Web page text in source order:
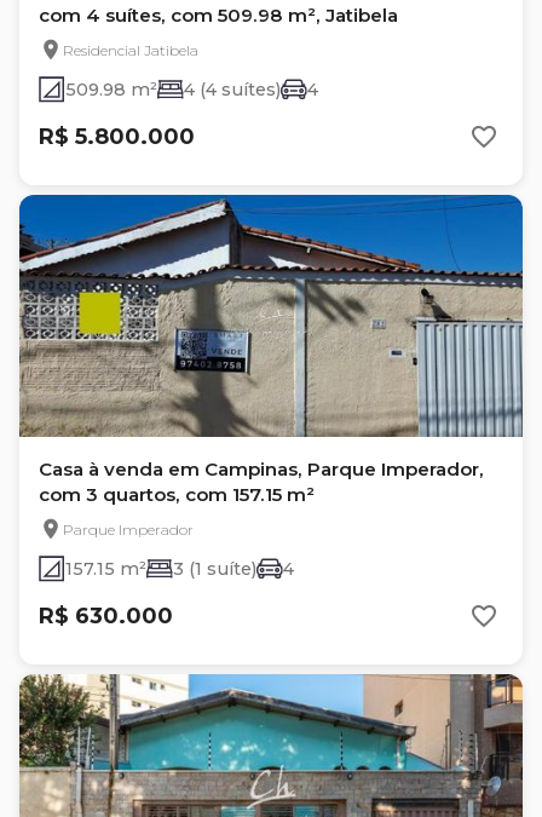
com 4 suítes, com 509.98 m², Jatibela
Residencial Jatibela
509.98 m² 4 (4 suítes) 4
R$ 5.800.000
Casa à venda em Campinas, Parque Imperador,
com 3 quartos, com 157.15 m²
Parque Imperador
157.15 m² 3 (1 suíte) 4
R$ 630.000